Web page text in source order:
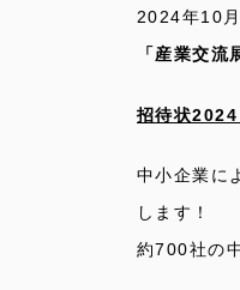
2024年10
「産業交
招待状
中小企業に
します！
約700社の